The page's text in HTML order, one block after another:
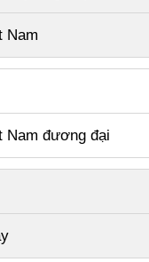
Nam
Nam đương đại